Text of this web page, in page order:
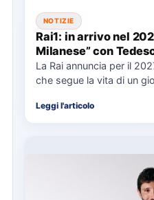
NOTIZIE
Rai1: in arrivo nel
Milanese” con
La Rai annuncia per il
che segue la vita di un
Leggi l'articolo